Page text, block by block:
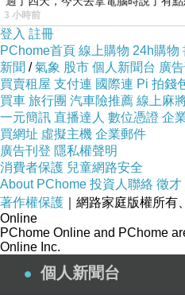
走走 先把這朵花的每個區域走
住宿區走完 又走到飯店所屬的海
住宿搭配椰林海灘 真的有在海島
雖然就是一整排白屋子 但搭配藍
真的是烈日當頭啦~
大紅花的房間配置 最靠近大廳
最高級的是花蕊區 聽說花蕊區的
間就是在葉子區啦 但是不會因此
3 小時前
登入 註冊
PChome首頁 線上購物 24h購物
新聞 /氣象 股市 個人新聞台 廣
買賣租屋 支付連 國際連 Pi 拍錢
買車 旅行團 汽車險推薦 線上麻
一元簡訊 直播達人 數位憑證 企
買網址 虛擬主機 企業郵件
廣告刊登 隱私權聲明
消費者保護 兒童網路安全
About PChome 投資人聯絡 徵才
著作權保護 ｜網路家庭版權所有
Online
PChome Online and PChome
Online Inc.
個人新聞台